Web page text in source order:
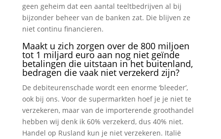
geen geheim dat een aantal teeltbedrijven al bij
bijzonder beheer van de banken zat. Die blijven ze
niet continu financieren.
Maakt u zich zorgen over de 800 miljoen
tot 1 miljard euro aan nog niet geïnde
betalingen die uitstaan in het buitenland,
bedragen die vaak niet verzekerd zijn?
De debiteurenschade wordt een enorme ‘bleeder’,
ook bij ons. Voor de supermarkten hoef je je niet te
verzekeren, maar van de importerende groothandel
hebben wij denk ik 60% verzekerd, dus 40% niet.
Handel op Rusland kun je niet verzekeren. Italië